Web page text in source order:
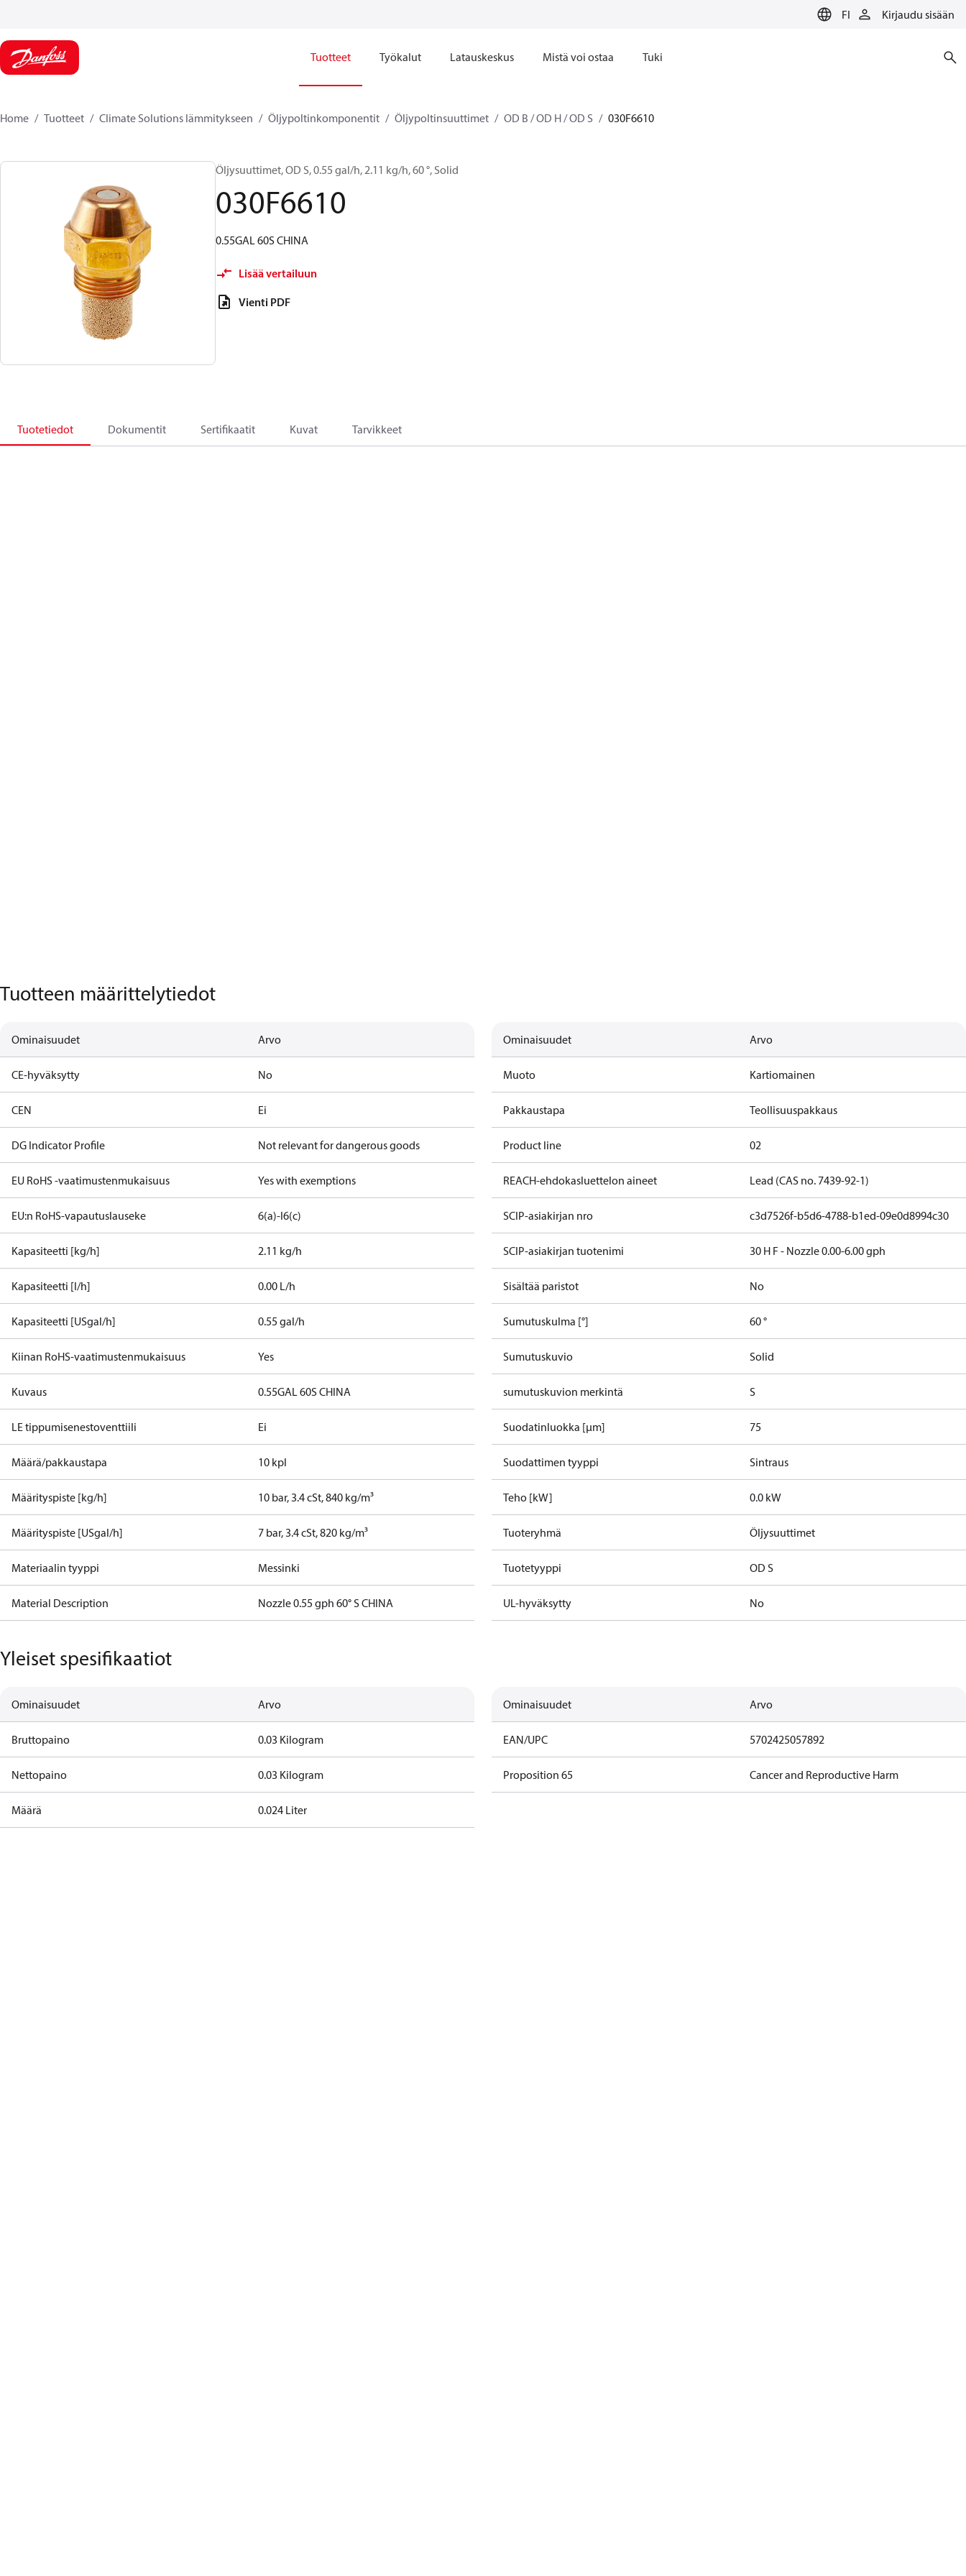
FI Kirjaudu sisään
Tuotteet Työkalut Latauskeskus Mistä voi ostaa Tuki
Home Tuotteet Climate Solutions lämmitykseen Öljypoltinkomponentit Öljypoltinsuuttimet OD B / OD H / OD S 030F6610
Öljysuuttimet, OD S, 0.55 gal/h, 2.11 kg/h, 60 °, Solid
030F6610
0.55GAL 60S CHINA
Lisää vertailuun
Vienti PDF
Tuotetiedot Dokumentit Sertifikaatit Kuvat Tarvikkeet
Tuotteen määrittelytiedot
Ominaisuudet Arvo
CE-hyväksytty No
CEN Ei
DG Indicator Profile Not relevant for dangerous goods
EU RoHS -vaatimustenmukaisuus Yes with exemptions
EU:n RoHS-vapautuslauseke 6(a)-I6(c)
Kapasiteetti [kg/h] 2.11 kg/h
Kapasiteetti [l/h] 0.00 L/h
Kapasiteetti [USgal/h] 0.55 gal/h
Kiinan RoHS-vaatimustenmukaisuus Yes
Kuvaus 0.55GAL 60S CHINA
LE tippumisenestoventtiili Ei
Määrä/pakkaustapa 10 kpl
Määrityspiste [kg/h] 10 bar, 3.4 cSt, 840 kg/m³
Määrityspiste [USgal/h] 7 bar, 3.4 cSt, 820 kg/m³
Materiaalin tyyppi Messinki
Material Description Nozzle 0.55 gph 60° S CHINA
Ominaisuudet Arvo
Muoto Kartiomainen
Pakkaustapa Teollisuuspakkaus
Product line 02
REACH-ehdokasluettelon aineet Lead (CAS no. 7439-92-1)
SCIP-asiakirjan nro c3d7526f-b5d6-4788-b1ed-09e0d8994c30
SCIP-asiakirjan tuotenimi 30 H F - Nozzle 0.00-6.00 gph
Sisältää paristot No
Sumutuskulma [°] 60 °
Sumutuskuvio Solid
sumutuskuvion merkintä S
Suodatinluokka [µm] 75
Suodattimen tyyppi Sintraus
Teho [kW] 0.0 kW
Tuoteryhmä Öljysuuttimet
Tuotetyyppi OD S
UL-hyväksytty No
Yleiset spesifikaatiot
Ominaisuudet Arvo
Bruttopaino 0.03 Kilogram
Nettopaino 0.03 Kilogram
Määrä 0.024 Liter
Ominaisuudet Arvo
EAN/UPC 5702425057892
Proposition 65 Cancer and Reproductive Harm